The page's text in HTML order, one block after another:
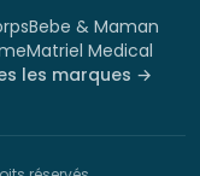
Bebe & Maman
Matriel Medical
les marques →